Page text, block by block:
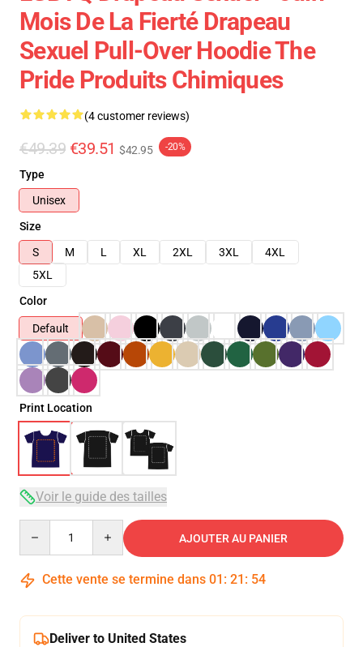
Mois De La Fierté Drapeau
Sexuel Pull-Over Hoodie The
Pride Produits Chimiques
(4 customer reviews)
€49.39 €39.51 $42.95 -20%
Type
Unisex
Size
S
M L XL 2XL 3XL
4XL
5XL
Color
Default
Print Location
Voir le guide des tailles
AJOUTER AU PANIER
Cette vente se termine dans 01 : 21 : 54
Deliver to United States